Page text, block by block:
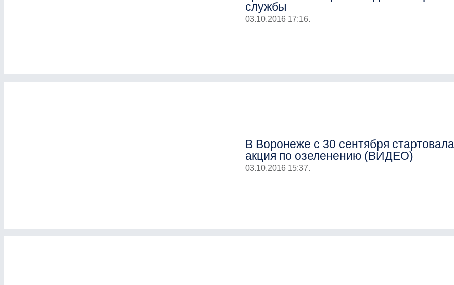
службы
03.10.2016 17:16.
В Воронеже с 30 сентября
акция по озеленению (ВИДЕО)
03.10.2016 15:37.